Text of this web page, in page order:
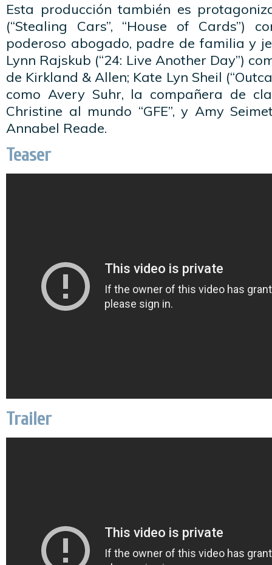
Esta producción también es
(“Stealing Cars”, “House of Cards”)
poderoso abogado, padre de familia y
Lynn Rajskub (“24: Live Another Day”)
de Kirkland & Allen; Kate Lyn Sheil
como Avery Suhr, la compañera de
Christine al mundo “GFE”, y Amy
Annabel Reade.
Teaser
Trailer